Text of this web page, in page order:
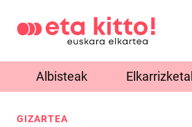
Albisteak
GIZARTEA